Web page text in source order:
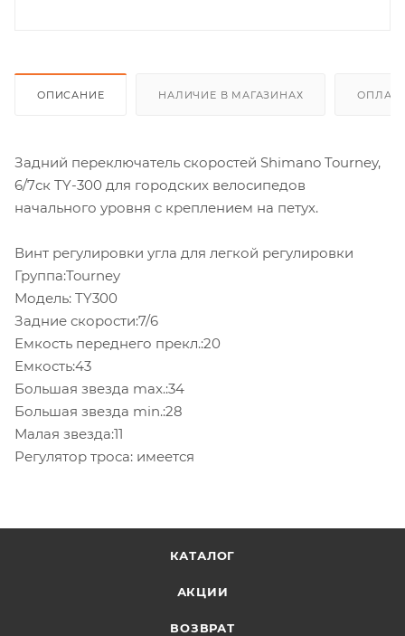
ОПИСАНИЕ НАЛИЧИЕ В МАГАЗИНАХ
Задний переключатель скоростей Shimano Tourney,
6/7ск TY-300 для городских велосипедов
начального уровня c креплением на петух.
Винт регулировки угла для легкой регулировки
Группа:Tourney
Модель: TY300
Задние скорости:7/6
Емкость переднего прекл.:20
Емкость:43
Большая звезда max.:34
Большая звезда min.:28
Малая звезда:11
Регулятор троса: имеется
КАТАЛОГ
АКЦИИ
ВОЗВРАТ